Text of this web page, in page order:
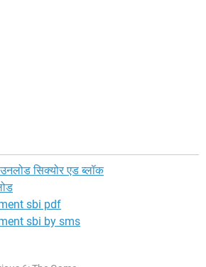
सिक्योर एड ब्लॉक
sbi pdf
sbi by sms